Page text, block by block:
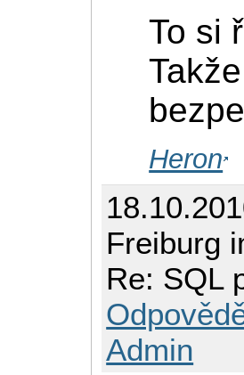
To si
Heron
Freiburg
Re: SQL
Admin